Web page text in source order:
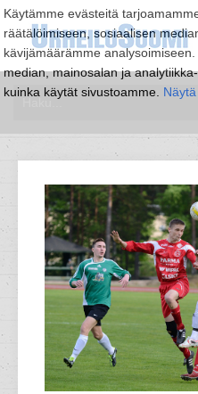
Käytämme evästeitä
räätälöimiseen, sosiaalisen
kävijämäärämme
median, mainosalan ja
kuinka käytät sivustoamme.